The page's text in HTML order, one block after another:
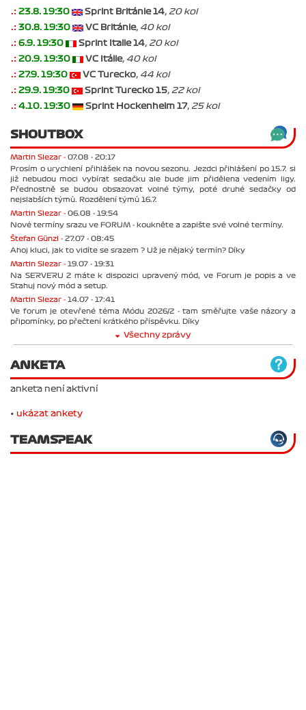
.: 23.8. 19:30 Sprint Británie 14, 20 kol
.: 30.8. 19:30 VC Británie, 40 kol
.: 6.9. 19:30 Sprint Italie 14, 20 kol
.: 20.9. 19:30 VC Itálie, 40 kol
.: 27.9. 19:30 VC Turecko, 44 kol
.: 29.9. 19:30 Sprint Turecko 15, 22 kol
.: 4.10. 19:30 Sprint Hockenheim 17, 25 kol
SHOUTBOX
Martin Slezar - 07.08 - 20:17
Prosím o urychlení přihlášek na novou sezonu. Jezdci přihlášení po 15.7. si
již nebudou moci vybírat sedačku ale bude jim přidělena vedením ligy.
Přednostně se budou obsazovat volné týmy, poté druhé sedačky od
nejslabších týmů. Rozdělení týmů 16.7.
Martin Slezar - 06.08 - 19:54
Nové termíny srazu ve FORUM - koukněte a zapište své volné termíny.
Štefan Günzl - 27.07 - 08:45
Ahoj kluci, jak to vidíte se srazem ? Už je nějaký termín? Díky
Martin Slezar - 19.07 - 19:31
Na SERVERU 2 máte k dispozici upravený mód, ve Forum je popis a ve
Stahuj nový mód a setup.
Martin Slezar - 14.07 - 17:41
Ve forum je otevřené téma Módu 2026/2 - tam směřujte vaše názory a
připomínky, po přečtení krátkého příspěvku. Díky
Všechny zprávy
ANKETA
anketa není aktivní
• ukázat ankety
TEAMSPEAK